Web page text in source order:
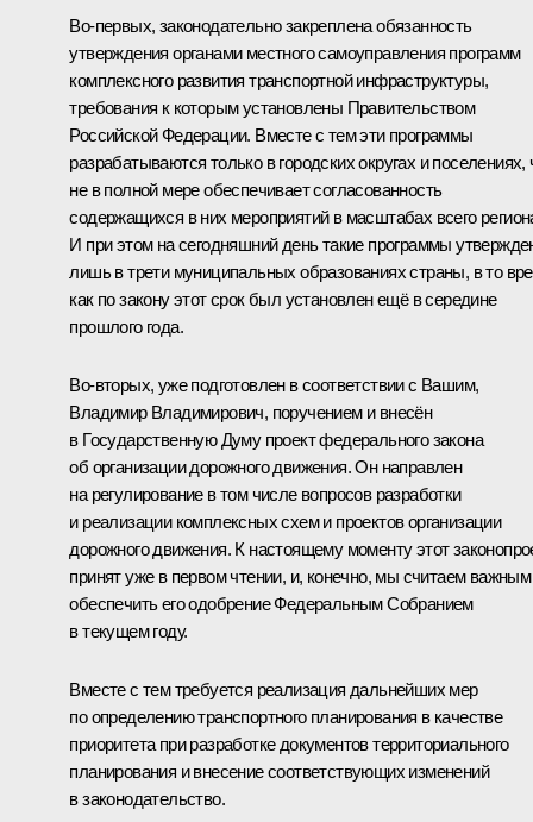
Во-первых, законодательно закреплена обязанность
утверждения органами местного самоуправления программ
комплексного развития транспортной инфраструктуры,
требования к которым установлены Правительством
Российской Федерации. Вместе с тем эти программы
разрабатываются только в городских округах и поселениях,
не в полной мере обеспечивает согласованность
содержащихся в них мероприятий в масштабах всего
И при этом на сегодняшний день такие программы
лишь в трети муниципальных образованиях страны, в то
как по закону этот срок был установлен ещё в середине
прошлого года.
Во-вторых, уже подготовлен в соответствии с Вашим,
Владимир Владимирович, поручением и внесён
в Государственную Думу проект федерального закона
об организации дорожного движения. Он направлен
на регулирование в том числе вопросов разработки
и реализации комплексных схем и проектов организации
дорожного движения. К настоящему моменту этот
принят уже в первом чтении, и, конечно, мы считаем важным
обеспечить его одобрение Федеральным Собранием
в текущем году.
Вместе с тем требуется реализация дальнейших мер
по определению транспортного планирования в качестве
приоритета при разработке документов территориального
планирования и внесение соответствующих изменений
в законодательство.